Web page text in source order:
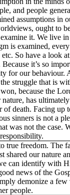
and people
assumptions in
ought to
it. We live in
is examined, every
So have a look
it’s so
for our behaviour.
struggle that is
because the
nature, has ultimately
of death. Facing up
sinners is not a
was not the case.
true freedom. The
shared our nature
can identify with
news of the
demonize a
people.